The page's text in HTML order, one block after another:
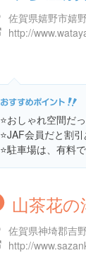
⭐️おしゃれ空間だっ
⭐️JAF会員だと割引
⭐️駐車場は、有料で
山茶花の
佐賀県神埼郡吉
http://